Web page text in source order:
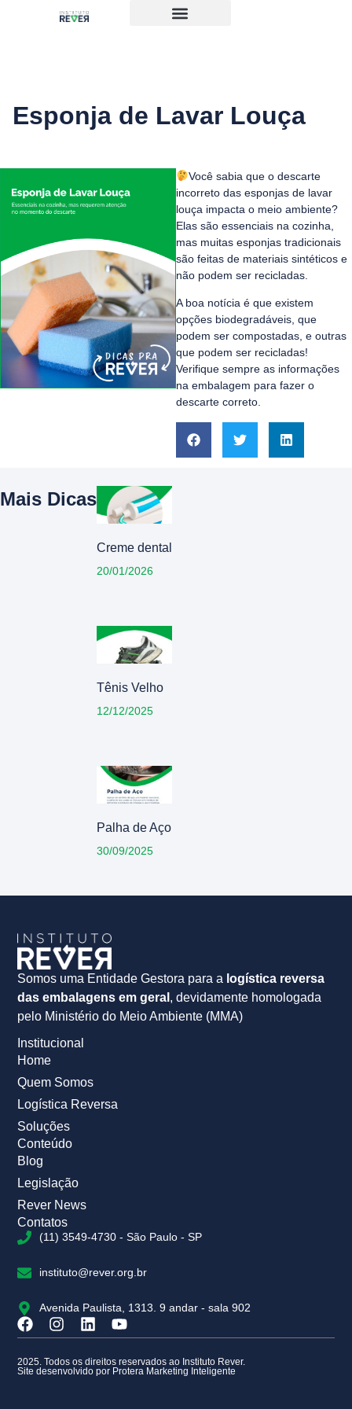
Esponja de Lavar Louça
Você sabia que o descarte
incorreto das esponjas de lavar
louça impacta o meio ambiente?
Elas são essenciais na cozinha,
mas muitas esponjas tradicionais
são feitas de materiais sintéticos e
não podem ser recicladas.
A boa notícia é que existem
opções biodegradáveis, que
podem ser compostadas, e outras
que podem ser recicladas!
Verifique sempre as informações
na embalagem para fazer o
descarte correto.
Mais Dicas
Creme dental
20/01/2026
Tênis Velho
12/12/2025
Palha de Aço
30/09/2025
Somos uma Entidade Gestora para a logística reversa
das embalagens em geral , devidamente homologada
pelo Ministério do Meio Ambiente (MMA)
Institucional
Home
Quem Somos
Logística Reversa
Soluções
Conteúdo
Blog
Legislação
Rever News
Contatos
(11) 3549-4730 - São Paulo - SP
instituto@rever.org.br
Avenida Paulista, 1313. 9 andar - sala 902
2025. Todos os direitos reservados ao Instituto Rever.
Site desenvolvido por Protera Marketing Inteligente